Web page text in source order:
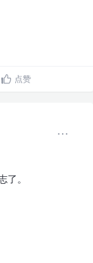
点赞
了。